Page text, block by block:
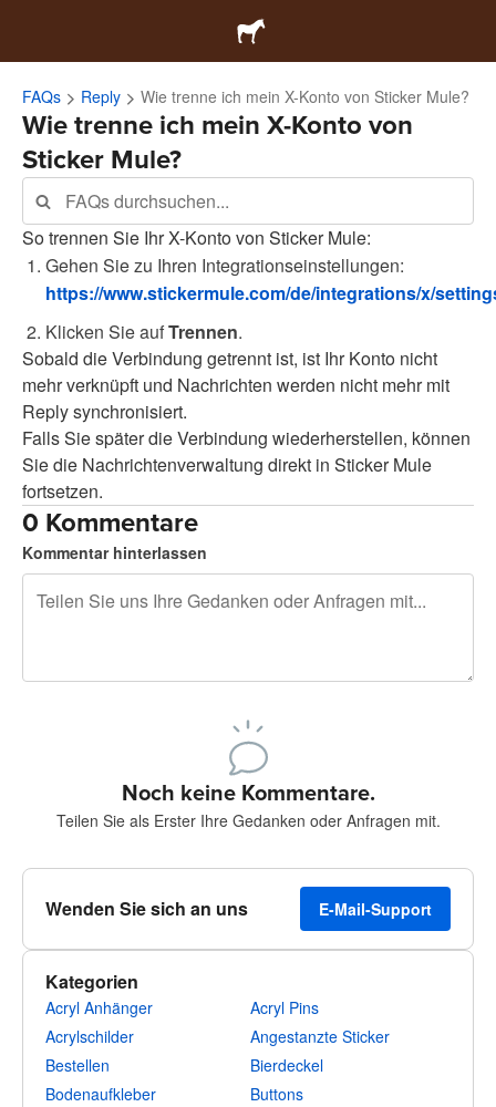
FAQs Reply Wie trenne ich mein X-Konto von Sticker Mule?
Wie trenne ich mein X-Konto von
Sticker Mule?
So trennen Sie Ihr X-Konto von Sticker Mule:
Gehen Sie zu Ihren Integrationseinstellungen:
https://www.stickermule.com/de/integrations/x/
Klicken Sie aufTrennen.
Sobald die Verbindung getrennt ist, ist Ihr Konto nicht
mehr verknüpft und Nachrichten werden nicht mehr mit
Reply synchronisiert.
Falls Sie später die Verbindung wiederherstellen, können
Sie die Nachrichtenverwaltung direkt in Sticker Mule
fortsetzen.
0 Kommentare
Kommentar hinterlassen
Sich registrieren, um zu posten
Noch keine Kommentare.
Teilen Sie als Erster Ihre Gedanken oder Anfragen mit.
Wenden Sie sich an uns E-Mail-Support
Kategorien
Acryl Anhänger
Acryl Pins
Acrylschilder
Angestanzte Sticker
Bestellen
Bierdeckel
Bodenaufkleber
Buttons